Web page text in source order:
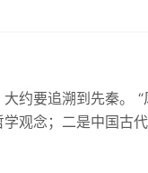
约要追溯到先秦。 “
观念；二是中国古